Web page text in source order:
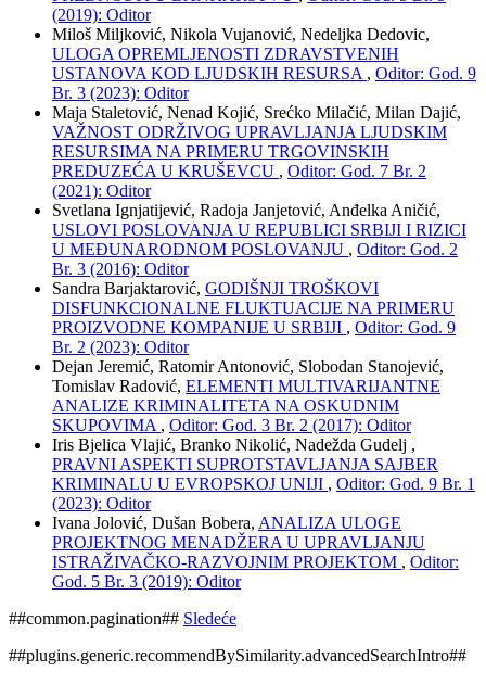
(2019): Oditor
Miloš Miljković, Nikola Vujanović, Nedeljka Dedovic,
ULOGA OPREMLJENOSTI ZDRAVSTVENIH
USTANOVA KOD LJUDSKIH RESURSA , Oditor: God. 9
Br. 3 (2023): Oditor
Maja Staletović, Nenad Kojić, Srećko Milačić, Milan Dajić,
VAŽNOST ODRŽIVOG UPRAVLJANJA LJUDSKIM
RESURSIMA NA PRIMERU TRGOVINSKIH
PREDUZEĆA U KRUŠEVCU , Oditor: God. 7 Br. 2
(2021): Oditor
Svetlana Ignjatijević, Radoja Janjetović, Anđelka Aničić,
USLOVI POSLOVANJA U REPUBLICI SRBIJI I RIZICI
U MEĐUNARODNOM POSLOVANJU , Oditor: God. 2
Br. 3 (2016): Oditor
Sandra Barjaktarović, GODIŠNJI TROŠKOVI
DISFUNKCIONALNE FLUKTUACIJE NA PRIMERU
PROIZVODNE KOMPANIJE U SRBIJI , Oditor: God. 9
Br. 2 (2023): Oditor
Dejan Jeremić, Ratomir Antonović, Slobodan Stanojević,
Tomislav Radović, ELEMENTI MULTIVARIJANTNE
ANALIZE KRIMINALITETA NA OSKUDNIM
SKUPOVIMA , Oditor: God. 3 Br. 2 (2017): Oditor
Iris Bjelica Vlajić, Branko Nikolić, Nadežda Gudelj ,
PRAVNI ASPEKTI SUPROTSTAVLJANJA SAJBER
KRIMINALU U EVROPSKOJ UNIJI , Oditor: God. 9 Br. 1
(2023): Oditor
Ivana Jolović, Dušan Bobera, ANALIZA ULOGE
PROJEKTNOG MENADŽERA U UPRAVLJANJU
ISTRAŽIVAČKO-RAZVOJNIM PROJEKTOM , Oditor:
God. 5 Br. 3 (2019): Oditor
##common.pagination## Sledeće
##plugins.generic.recommendBySimilarity.advancedSearchIntro##